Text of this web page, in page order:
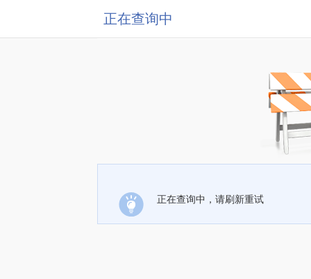
正在查询中
正在查询中，请刷新重试